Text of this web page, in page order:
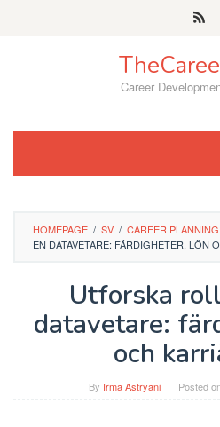
Career
HOMEPAGE / SV / CAREER PLANNING
EN DATAVETARE: FÄRDIGHETER, LÖN
Utforska
datavetare:
och
By Irma Astryani Posted